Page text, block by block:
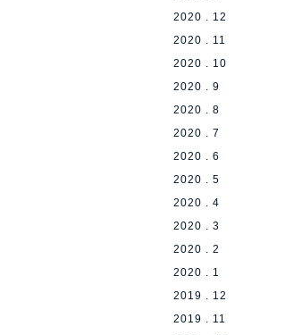
2020 . 12
2020 . 11
2020 . 10
2020 . 9
2020 . 8
2020 . 7
2020 . 6
2020 . 5
2020 . 4
2020 . 3
2020 . 2
2020 . 1
2019 . 12
2019 . 11